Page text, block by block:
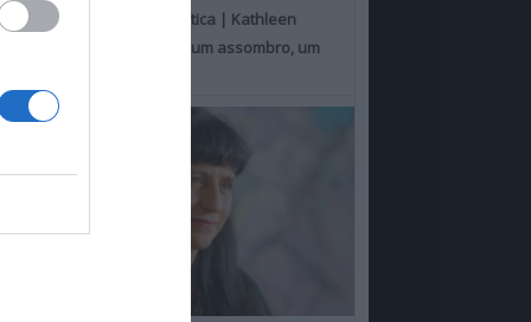
Um Toque Familiar, a Crítica | Kathleen
Chalfant é um espanto, um assombro, um